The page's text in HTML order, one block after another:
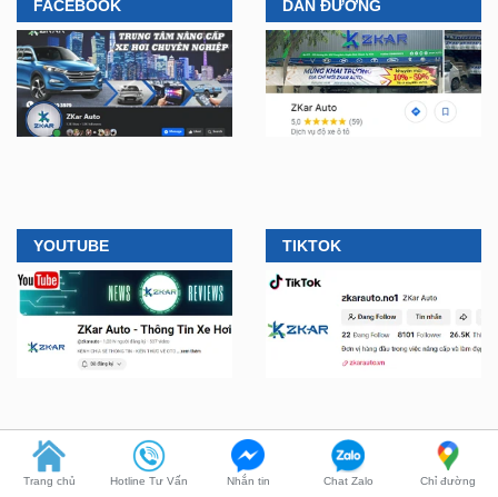
CÔNG TY TNHH ZKAR
AUTO
LIÊN HỆ MUA HÀNG
Lắp đặt tận nơi, tại nhà
Trang chủ Hotline Tư Vấn Nhắn tin Chat Zalo Chỉ đường